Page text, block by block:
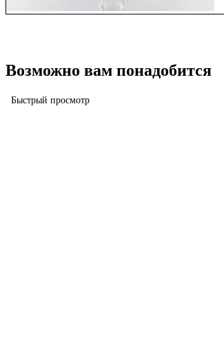
Возможно вам понадобится
Быстрый просмотр